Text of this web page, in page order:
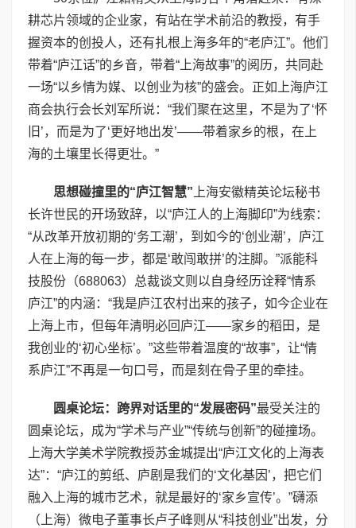
耕芯片领域的企业家，有站在学术前沿的教授，有手
握资本的创投人，还有扎根上海多年的“老庐江”。他们
带着“庐江话”的乡音，带着“上海故事”的阅历，共同赴
一场“以乡情为媒、以创业为核”的盛会。正如上海庐江
商会执行会长刘军所说：“我们聚在这里，不是为了‘怀
旧’，而是为了‘更好地出发’——带着家乡的根，在上
海的土壤里长得更壮。”
思想碰撞里的“庐江智慧” 上海安徽精英论坛秘书
长许世民的开场致辞，以“庐江人的上海脚印”为线索：
“从改革开放初期的‘务工潮’，到如今的‘创业潮’，庐江
人在上海的每一步，都是‘敢闯敢拼’的注脚。”派能科
技股份（688063）总裁谈文则以自身经历诠释“情系
庐江”的内涵：“我是庐江农村出来的孩子，如今企业在
上海上市，但每年清明必回庐江——家乡的稻田，是
我创业的‘初心坐标’。”这些带着温度的“故事”，让“情
系庐江”不再是一句口号，而是刻在骨子里的牵挂。
圆桌论坛：跨界对话里的“发展密码”最受关注的
圆桌论坛，成为“学术与产业”“传统与创新”的碰撞场。
上海大学美术学院教授苏金城提出“庐江文化的上海表
达”：“庐江的剪纸、庐剧是我们的‘文化基因’，把它们
融入上海的城市艺术，就是最好的‘家乡宣传’。”礴添
（上海）微电子董事长卢子峰则从“科技创业”出发，分